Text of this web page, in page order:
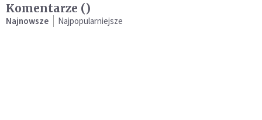
Komentarze ()
Najnowsze Najpopularniejsze